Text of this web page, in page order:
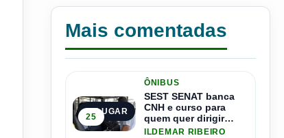
Mais comentadas
1º LUGAR
25
ÔNIBUS
SEST SENAT banca
CNH e curso para
quem quer dirigir
ônibus
ILDEMAR RIBEIRO